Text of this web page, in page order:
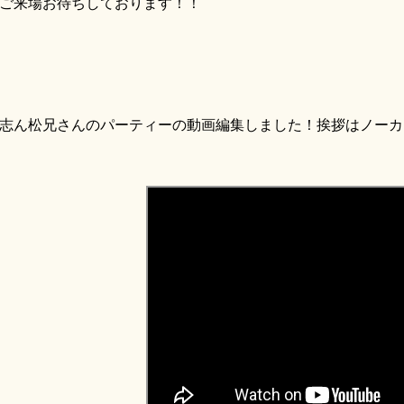
松兄さんのパーティーの動画編集しました！挨拶はノー